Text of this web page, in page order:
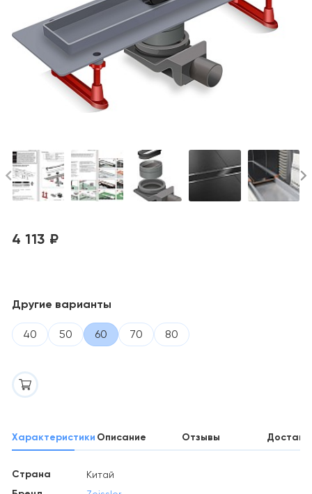
4 113 ₽
Другие варианты
40 50 60 70 80
Характеристики Описание Отзывы
Страна Китай